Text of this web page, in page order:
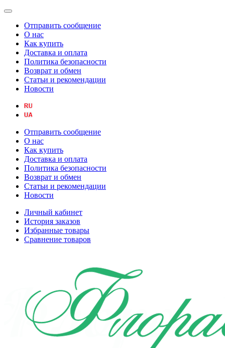
Отправить сообщение
О нас
Как купить
Доставка и оплата
Политика безопасности
Возврат и обмен
Статьи и рекомендации
Новости
Отправить сообщение
О нас
Как купить
Доставка и оплата
Политика безопасности
Возврат и обмен
Статьи и рекомендации
Новости
Личный кабинет
История заказов
Избранные товары
Сравнение товаров